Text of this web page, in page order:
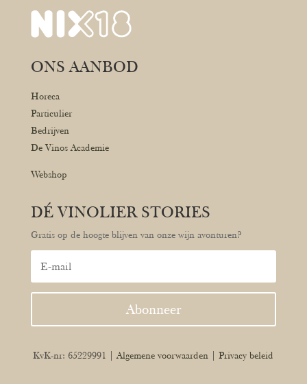
ONS AANBOD
Horeca
Particulier
Bedrijven
De Vinos Academie
Webshop
DÉ VINOLIER STORIES
Gratis op de hoogte blijven van onze wijn avonturen?
Abonneer
KvK-nr: 65229991 |Algemene voorwaarden |Privacy beleid